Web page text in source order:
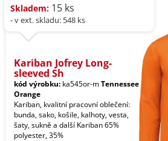
Skladem: 15 ks
- v ext. skladu: 548 ks
Kariban Jofrey Long-
sleeved Sh
kód výrobku: ka545or-mTennessee
Orange
Kariban, kvalitní pracovní oblečení:
bunda, sako, košile, kalhoty, vesta,
šaty, sukně a další Kariban 65%
polyester, 35%